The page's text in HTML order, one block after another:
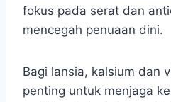
fokus pada serat dan
mencegah penuaan dini.
Bagi lansia, kalsium dan
penting untuk menjaga